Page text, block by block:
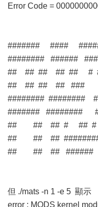
Error Code =
####### ####
######## ######
## ## ## ## ## #
## ## ## ## ###
########
#######
## ## ## # ##
## ## ## ########
## ## ## ######
但 ./mats -n 1 -e 5 顯示
error : MODS kernel